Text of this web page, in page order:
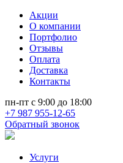
Акции
О компании
Портфолио
Отзывы
Оплата
Доставка
Контакты
пн-пт с 9:00 до 18:00
+7 987 955-12-65
Обратный звонок
Услуги